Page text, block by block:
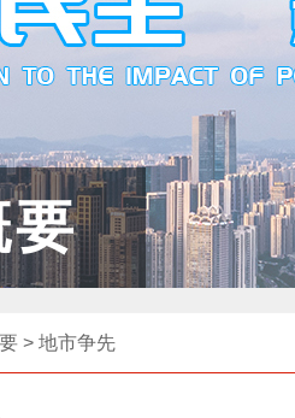
要
> 地市争先